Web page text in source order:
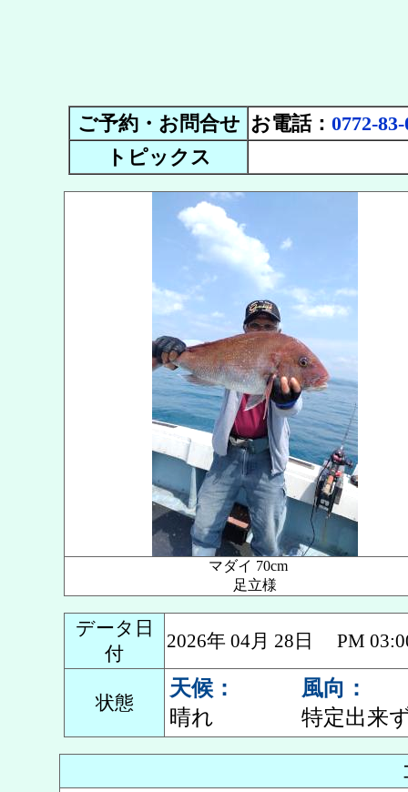
ご予約・お問合せ お電話： 0772-
トピックス
マダイ 70cm
足立様
データ日
付
2026年 04月 28日 PM
状態
天候：
晴れ
風向：
特定出来